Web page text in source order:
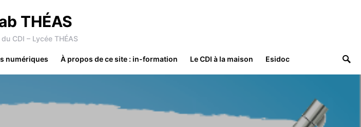
THÉAS
CDI – Lycée THÉAS
numériques À propos de ce site : in-formation Le CDI à la maison Esidoc